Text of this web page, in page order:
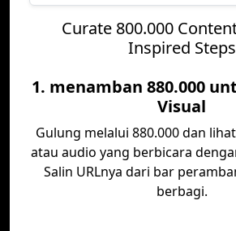
Curate 800.000
Inspired Steps
1. menamban 880.000
Visual
Gulung melalui 880.000 dan
atau audio yang berbicara
Salin URLnya dari bar
berbagi.